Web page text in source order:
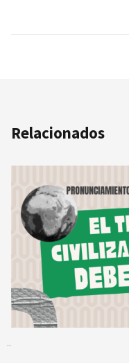
Relacionados